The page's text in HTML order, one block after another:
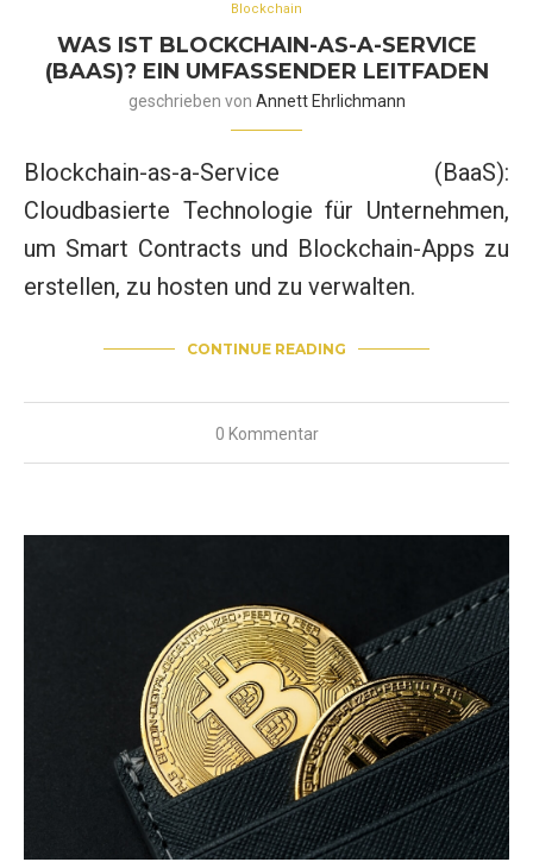
Blockchain
WAS IST BLOCKCHAIN-AS-A-SERVICE
(BAAS)? EIN UMFASSENDER LEITFADEN
geschrieben von Annett Ehrlichmann
Blockchain-as-a-Service (BaaS):
Cloudbasierte Technologie für Unternehmen,
um Smart Contracts und Blockchain-Apps zu
erstellen, zu hosten und zu verwalten.
CONTINUE READING
0 Kommentar